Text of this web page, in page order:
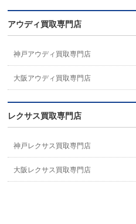
アウディ買取専門店
神戸アウディ買取専門店
大阪アウディ買取専門店
レクサス買取専門店
神戸レクサス買取専門店
大阪レクサス買取専門店